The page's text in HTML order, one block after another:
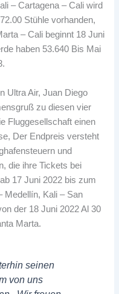
– Cartagena – Cali wird
Stühle vorhanden,
– Cali beginnt 18 Juni
haben 53.640 Bis Mai
Ultra Air, Juan Diego
zu diesen vier
Fluggesellschaft einen
Der Endpreis versteht
und
die ihre Tickets bei
17 Juni 2022 bis zum
Medellín, Kali – San
der 18 Juni 2022 Al 30
Marta.
seinen
von uns